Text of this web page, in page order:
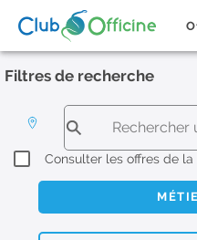
Filtres de recherche
Consulter les offres de